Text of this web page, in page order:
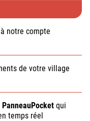
notre compte
de votre village
PanneauPocket qui
temps réel